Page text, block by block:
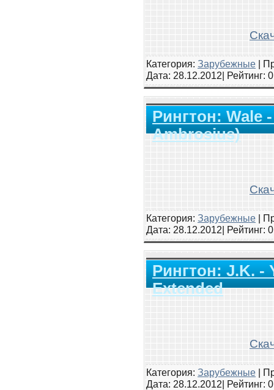
Категория: Зарубежные |
Дата: 28.12.2012| Рейтинг:
Рингтон: Wale
Ambrosius)
Категория: Зарубежные |
Дата: 28.12.2012| Рейтинг:
Рингтон: J.K. -
Extended
Категория: Зарубежные |
Дата: 28.12.2012| Рейтинг: